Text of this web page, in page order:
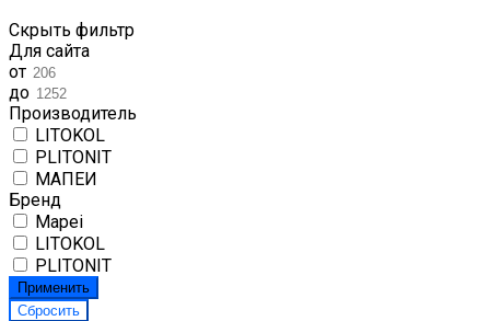
Скрыть фильтр
Для сайта
от
до
Производитель
LITOKOL
PLITONIT
МАПЕИ
Бренд
Mapei
LITOKOL
PLITONIT